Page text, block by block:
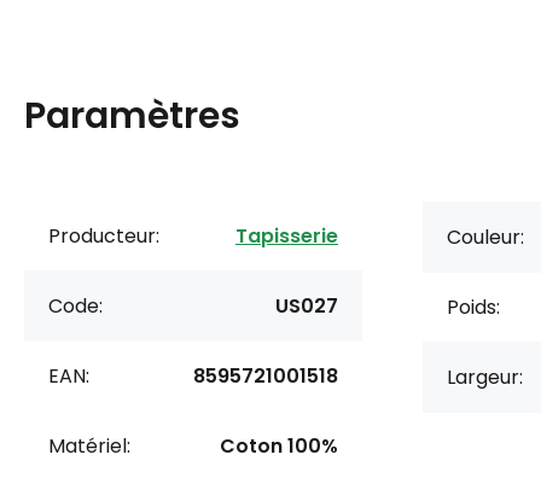
Paramètres
Producteur: Tapisserie
Code: US027
EAN: 8595721001518
Matériel: Coton 100%
Couleur:
Poids:
Largeur: